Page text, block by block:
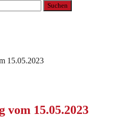
15.05.2023
vom 15.05.2023